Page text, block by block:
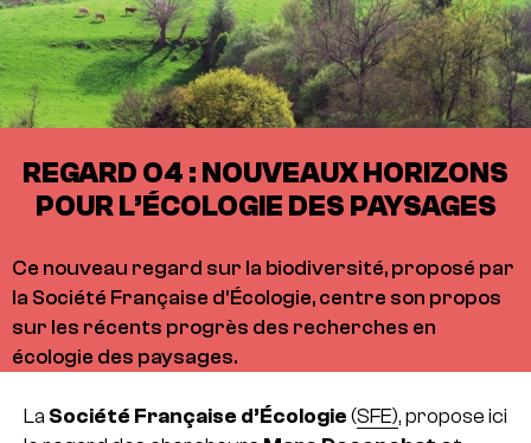
REGARD O4 : NOUVEAUX HORIZONS
POUR L’ÉCOLOGIE DES PAYSAGES
Ce nouveau regard sur la biodiversité, proposé par
la Société Française d'Écologie, centre son propos
sur les récents progrès des recherches en
écologie des paysages.
La Société Française d’Écologie (SFE), propose ici